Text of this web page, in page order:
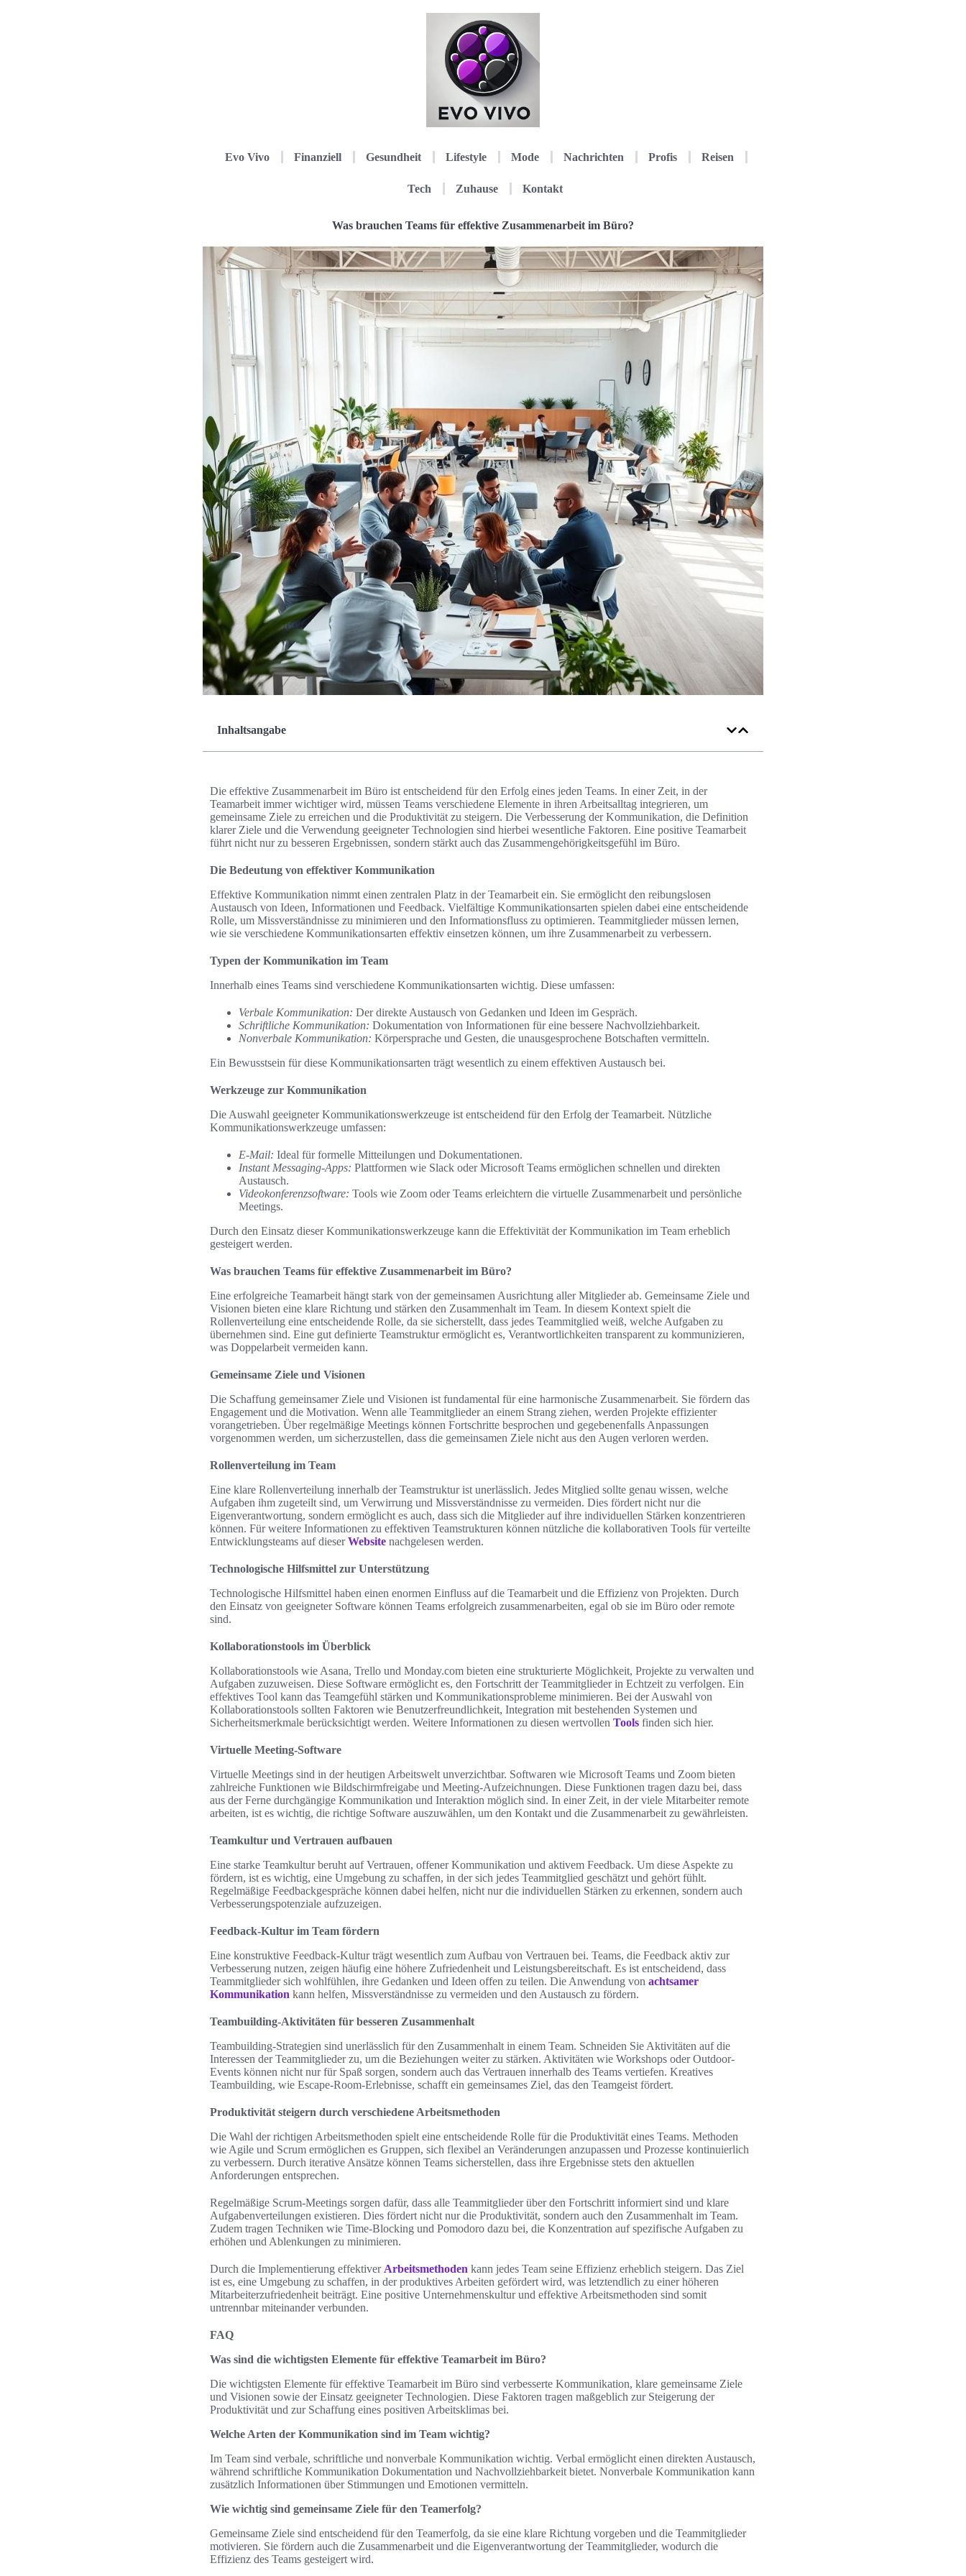
Evo Vivo Finanziell Gesundheit Lifestyle Mode Nachrichten Profis Reisen
Tech Zuhause Kontakt
Was brauchen Teams für effektive Zusammenarbeit im Büro?
Inhaltsangabe
Die effektive Zusammenarbeit im Büro ist entscheidend für den Erfolg eines jeden Teams. In einer Zeit, in der
Teamarbeit immer wichtiger wird, müssen Teams verschiedene Elemente in ihren Arbeitsalltag integrieren, um
gemeinsame Ziele zu erreichen und die Produktivität zu steigern. Die Verbesserung der Kommunikation, die Definition
klarer Ziele und die Verwendung geeigneter Technologien sind hierbei wesentliche Faktoren. Eine positive Teamarbeit
führt nicht nur zu besseren Ergebnissen, sondern stärkt auch das Zusammengehörigkeitsgefühl im Büro.
Die Bedeutung von effektiver Kommunikation
Effektive Kommunikation nimmt einen zentralen Platz in der Teamarbeit ein. Sie ermöglicht den reibungslosen
Austausch von Ideen, Informationen und Feedback. Vielfältige Kommunikationsarten spielen dabei eine entscheidende
Rolle, um Missverständnisse zu minimieren und den Informationsfluss zu optimieren. Teammitglieder müssen lernen,
wie sie verschiedene Kommunikationsarten effektiv einsetzen können, um ihre Zusammenarbeit zu verbessern.
Typen der Kommunikation im Team
Innerhalb eines Teams sind verschiedene Kommunikationsarten wichtig. Diese umfassen:
Verbale Kommunikation: Der direkte Austausch von Gedanken und Ideen im Gespräch.
Schriftliche Kommunikation: Dokumentation von Informationen für eine bessere Nachvollziehbarkeit.
Nonverbale Kommunikation: Körpersprache und Gesten, die unausgesprochene Botschaften vermitteln.
Ein Bewusstsein für diese Kommunikationsarten trägt wesentlich zu einem effektiven Austausch bei.
Werkzeuge zur Kommunikation
Die Auswahl geeigneter Kommunikationswerkzeuge ist entscheidend für den Erfolg der Teamarbeit. Nützliche
Kommunikationswerkzeuge umfassen:
E-Mail: Ideal für formelle Mitteilungen und Dokumentationen.
Instant Messaging-Apps: Plattformen wie Slack oder Microsoft Teams ermöglichen schnellen und direkten
Austausch.
Videokonferenzsoftware: Tools wie Zoom oder Teams erleichtern die virtuelle Zusammenarbeit und persönliche
Meetings.
Durch den Einsatz dieser Kommunikationswerkzeuge kann die Effektivität der Kommunikation im Team erheblich
gesteigert werden.
Was brauchen Teams für effektive Zusammenarbeit im Büro?
Eine erfolgreiche Teamarbeit hängt stark von der gemeinsamen Ausrichtung aller Mitglieder ab. Gemeinsame Ziele und
Visionen bieten eine klare Richtung und stärken den Zusammenhalt im Team. In diesem Kontext spielt die
Rollenverteilung eine entscheidende Rolle, da sie sicherstellt, dass jedes Teammitglied weiß, welche Aufgaben zu
übernehmen sind. Eine gut definierte Teamstruktur ermöglicht es, Verantwortlichkeiten transparent zu kommunizieren,
was Doppelarbeit vermeiden kann.
Gemeinsame Ziele und Visionen
Die Schaffung gemeinsamer Ziele und Visionen ist fundamental für eine harmonische Zusammenarbeit. Sie fördern das
Engagement und die Motivation. Wenn alle Teammitglieder an einem Strang ziehen, werden Projekte effizienter
vorangetrieben. Über regelmäßige Meetings können Fortschritte besprochen und gegebenenfalls Anpassungen
vorgenommen werden, um sicherzustellen, dass die gemeinsamen Ziele nicht aus den Augen verloren werden.
Rollenverteilung im Team
Eine klare Rollenverteilung innerhalb der Teamstruktur ist unerlässlich. Jedes Mitglied sollte genau wissen, welche
Aufgaben ihm zugeteilt sind, um Verwirrung und Missverständnisse zu vermeiden. Dies fördert nicht nur die
Eigenverantwortung, sondern ermöglicht es auch, dass sich die Mitglieder auf ihre individuellen Stärken konzentrieren
können. Für weitere Informationen zu effektiven Teamstrukturen können nützliche die kollaborativen Tools für verteilte
Entwicklungsteams auf dieserWebsite nachgelesen werden.
Technologische Hilfsmittel zur Unterstützung
Technologische Hilfsmittel haben einen enormen Einfluss auf die Teamarbeit und die Effizienz von Projekten. Durch
den Einsatz von geeigneter Software können Teams erfolgreich zusammenarbeiten, egal ob sie im Büro oder remote
sind.
Kollaborationstools im Überblick
Kollaborationstools wie Asana, Trello und Monday.com bieten eine strukturierte Möglichkeit, Projekte zu verwalten und
Aufgaben zuzuweisen. Diese Software ermöglicht es, den Fortschritt der Teammitglieder in Echtzeit zu verfolgen. Ein
effektives Tool kann das Teamgefühl stärken und Kommunikationsprobleme minimieren. Bei der Auswahl von
Kollaborationstools sollten Faktoren wie Benutzerfreundlichkeit, Integration mit bestehenden Systemen und
Sicherheitsmerkmale berücksichtigt werden. Weitere Informationen zu diesen wertvollen Tools finden sich hier.
Virtuelle Meeting-Software
Virtuelle Meetings sind in der heutigen Arbeitswelt unverzichtbar. Softwaren wie Microsoft Teams und Zoom bieten
zahlreiche Funktionen wie Bildschirmfreigabe und Meeting-Aufzeichnungen. Diese Funktionen tragen dazu bei, dass
aus der Ferne durchgängige Kommunikation und Interaktion möglich sind. In einer Zeit, in der viele Mitarbeiter remote
arbeiten, ist es wichtig, die richtige Software auszuwählen, um den Kontakt und die Zusammenarbeit zu gewährleisten.
Teamkultur und Vertrauen aufbauen
Eine starke Teamkultur beruht auf Vertrauen, offener Kommunikation und aktivem Feedback. Um diese Aspekte zu
fördern, ist es wichtig, eine Umgebung zu schaffen, in der sich jedes Teammitglied geschätzt und gehört fühlt.
Regelmäßige Feedbackgespräche können dabei helfen, nicht nur die individuellen Stärken zu erkennen, sondern auch
Verbesserungspotenziale aufzuzeigen.
Feedback-Kultur im Team fördern
Eine konstruktive Feedback-Kultur trägt wesentlich zum Aufbau von Vertrauen bei. Teams, die Feedback aktiv zur
Verbesserung nutzen, zeigen häufig eine höhere Zufriedenheit und Leistungsbereitschaft. Es ist entscheidend, dass
Teammitglieder sich wohlfühlen, ihre Gedanken und Ideen offen zu teilen. Die Anwendung von achtsamer
Kommunikation kann helfen, Missverständnisse zu vermeiden und den Austausch zu fördern.
Teambuilding-Aktivitäten für besseren Zusammenhalt
Teambuilding-Strategien sind unerlässlich für den Zusammenhalt in einem Team. Schneiden Sie Aktivitäten auf die
Interessen der Teammitglieder zu, um die Beziehungen weiter zu stärken. Aktivitäten wie Workshops oder Outdoor-
Events können nicht nur für Spaß sorgen, sondern auch das Vertrauen innerhalb des Teams vertiefen. Kreatives
Teambuilding, wie Escape-Room-Erlebnisse, schafft ein gemeinsames Ziel, das den Teamgeist fördert.
Produktivität steigern durch verschiedene Arbeitsmethoden
Die Wahl der richtigen Arbeitsmethoden spielt eine entscheidende Rolle für die Produktivität eines Teams. Methoden
wie Agile und Scrum ermöglichen es Gruppen, sich flexibel an Veränderungen anzupassen und Prozesse kontinuierlich
zu verbessern. Durch iterative Ansätze können Teams sicherstellen, dass ihre Ergebnisse stets den aktuellen
Anforderungen entsprechen.
Regelmäßige Scrum-Meetings sorgen dafür, dass alle Teammitglieder über den Fortschritt informiert sind und klare
Aufgabenverteilungen existieren. Dies fördert nicht nur die Produktivität, sondern auch den Zusammenhalt im Team.
Zudem tragen Techniken wie Time-Blocking und Pomodoro dazu bei, die Konzentration auf spezifische Aufgaben zu
erhöhen und Ablenkungen zu minimieren.
Durch die Implementierung effektiver Arbeitsmethoden kann jedes Team seine Effizienz erheblich steigern. Das Ziel
ist es, eine Umgebung zu schaffen, in der produktives Arbeiten gefördert wird, was letztendlich zu einer höheren
Mitarbeiterzufriedenheit beiträgt. Eine positive Unternehmenskultur und effektive Arbeitsmethoden sind somit
untrennbar miteinander verbunden.
FAQ
Was sind die wichtigsten Elemente für effektive Teamarbeit im Büro?
Die wichtigsten Elemente für effektive Teamarbeit im Büro sind verbesserte Kommunikation, klare gemeinsame Ziele
und Visionen sowie der Einsatz geeigneter Technologien. Diese Faktoren tragen maßgeblich zur Steigerung der
Produktivität und zur Schaffung eines positiven Arbeitsklimas bei.
Welche Arten der Kommunikation sind im Team wichtig?
Im Team sind verbale, schriftliche und nonverbale Kommunikation wichtig. Verbal ermöglicht einen direkten Austausch,
während schriftliche Kommunikation Dokumentation und Nachvollziehbarkeit bietet. Nonverbale Kommunikation kann
zusätzlich Informationen über Stimmungen und Emotionen vermitteln.
Wie wichtig sind gemeinsame Ziele für den Teamerfolg?
Gemeinsame Ziele sind entscheidend für den Teamerfolg, da sie eine klare Richtung vorgeben und die Teammitglieder
motivieren. Sie fördern auch die Zusammenarbeit und die Eigenverantwortung der Teammitglieder, wodurch die
Effizienz des Teams gesteigert wird.